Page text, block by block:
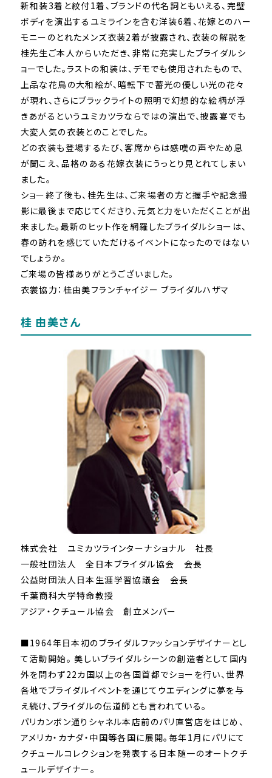
新和装3着と紋付1着、ブランドの代名詞ともいえる、完璧
ボディを演出するユミラインを含む洋装6着、花嫁とのハー
モニーのとれたメンズ衣装2着が披露され、衣装の解説を
桂先生ご本人からいただき、非常に充実したブライダルシ
ョーでした。ラストの和装は、デモでも使用されたもので、
上品な花鳥の大和絵が、暗転下で蓄光の優しい光の花々
が現れ、さらにブラックライトの照明で幻想的な絵柄が浮
きあがるというユミカツラならではの演出で、披露宴でも
大変人気の衣装とのことでした。
どの衣装も登場するたび、客席からは感嘆の声やため息
が聞こえ、品格のある花嫁衣装にうっとり見とれてしまい
ました。
ショー終了後も、桂先生は、ご来場者の方と握手や記念撮
影に最後まで応じてくださり、元気と力をいただくことが出
来ました。最新のヒット作を網羅したブライダルショーは、
春の訪れを感じていただけるイベントになったのではない
でしょうか。
ご来場の皆様ありがとうございました。
衣裳協力：桂由美フランチャイジー ブライダルハザマ
桂 由美さん
株式会社 ユミカツラインターナショナル 社長
一般社団法人 全日本ブライダル協会 会長
公益財団法人日本生涯学習協議会 会長
千葉商科大学特命教授
アジア・クチュール協会 創立メンバー
■1964年日本初のブライダルファッションデザイナーとし
て活動開始。 美しいブライダルシーンの創造者として国内
外を問わず22カ国以上の各国首都でショーを行い、世界
各地でブライダルイベントを通じてウエディングに夢を与
え続け、ブライダルの伝道師とも言われている。
パリカンボン通りシャネル本店前のパリ直営店をはじめ、
アメリカ・カナダ・中国等各国に展開。毎年1月にパリにて
クチュールコレクションを発表する日本随一のオートクチ
ュールデザイナー。